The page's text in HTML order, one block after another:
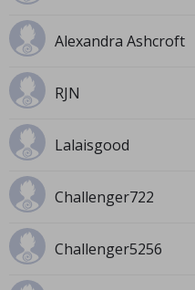
Alexandra Ashcroft
RJN
Lalaisgood
Challenger722
Challenger5256